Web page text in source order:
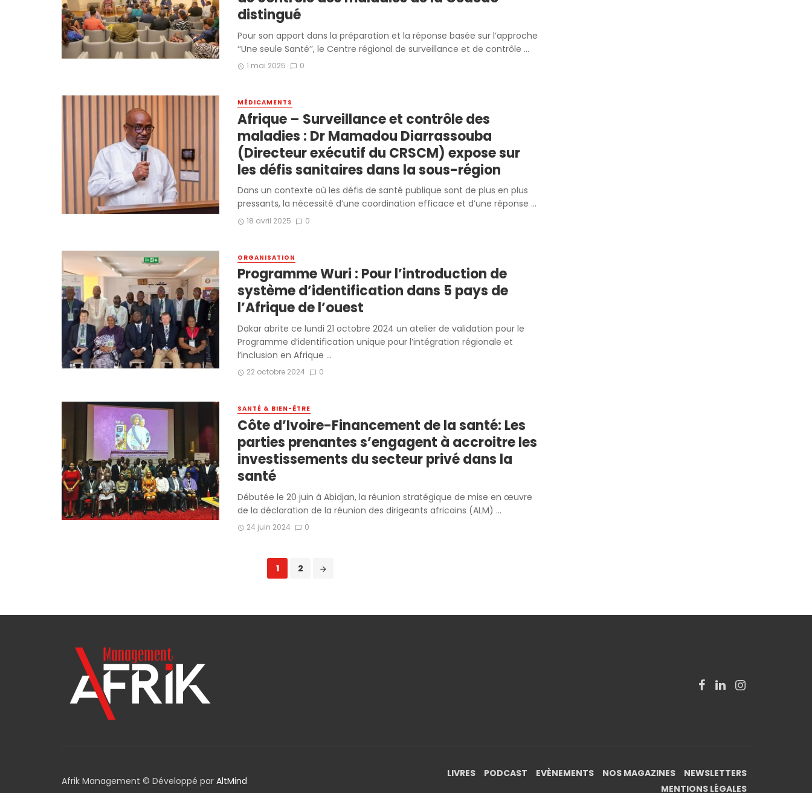
distingué
Pour son apport dans la préparation et la réponse basée sur l’approche
‘‘Une seule Santé’’, le Centre régional de surveillance et de contrôle ...
1 mai 2025 0
MÉDICAMENTS
Afrique – Surveillance et contrôle des
maladies : Dr Mamadou Diarrassouba
(Directeur exécutif du CRSCM) expose sur
les défis sanitaires dans la sous-région
Dans un contexte où les défis de santé publique sont de plus en plus
pressants, la nécessité d’une coordination efficace et d’une réponse ...
18 avril 2025 0
ORGANISATION
Programme Wuri : Pour l’introduction de
système d’identification dans 5 pays de
l’Afrique de l’ouest
Dakar abrite ce lundi 21 octobre 2024 un atelier de validation pour le
Programme d’identification unique pour l’intégration régionale et
l’inclusion en Afrique ...
22 octobre 2024 0
SANTÉ & BIEN-ÊTRE
Côte d’Ivoire-Financement de la santé: Les
parties prenantes s’engagent à accroitre les
investissements du secteur privé dans la
santé
Débutée le 20 juin à Abidjan, la réunion stratégique de mise en œuvre
de la déclaration de la réunion des dirigeants africains (ALM) ...
24 juin 2024 0
1 2
Afrik Management © Développé par AltMind
LIVRES PODCAST EVÈNEMENTS NOS MAGAZINES
NEWSLETTERS
MENTIONS LÉGALES